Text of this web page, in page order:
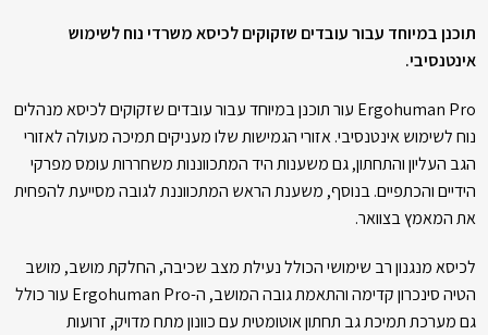
תוכנן במיוחד עבור עובדים שזקוקים לכיסא משרדי נוח לשימוש
אינטנסיבי.
Ergohuman Pro עור תוכנן במיוחד עבור עובדים שזקוקים לכיסא מנהלים
נוח לשימוש אינטנסיבי. אזורי הגמישות שלו מעניקים תמיכה מעולה לאזורי
הגב העליון והתחתון, גם משענות היד המתכווננות משחררות עומס מפרקי
הידיים והכתפיים. בנוסף, משענת הראש המתכווננת לגובה מסייעת להפחית
את המאמץ בצוואר.
לכיסא מנגנון רב שימושי הכולל נעילת מצב שכיבה, החלקת מושב, מושב
הטיה סינכרון קדימה והתאמת גובה המושב, ה-Ergohuman Pro עור כולל
גם מערכת תמיכת גב תחתון אוטומטית עם כוונון מתח מדויק, זרועות